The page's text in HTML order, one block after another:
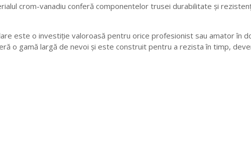
crom-vanadiu conferă componentelor trusei durabilitate și
este o investiție valoroasă pentru orice profesionist sau amator în
o gamă largă de nevoi și este construit pentru a rezista în timp,